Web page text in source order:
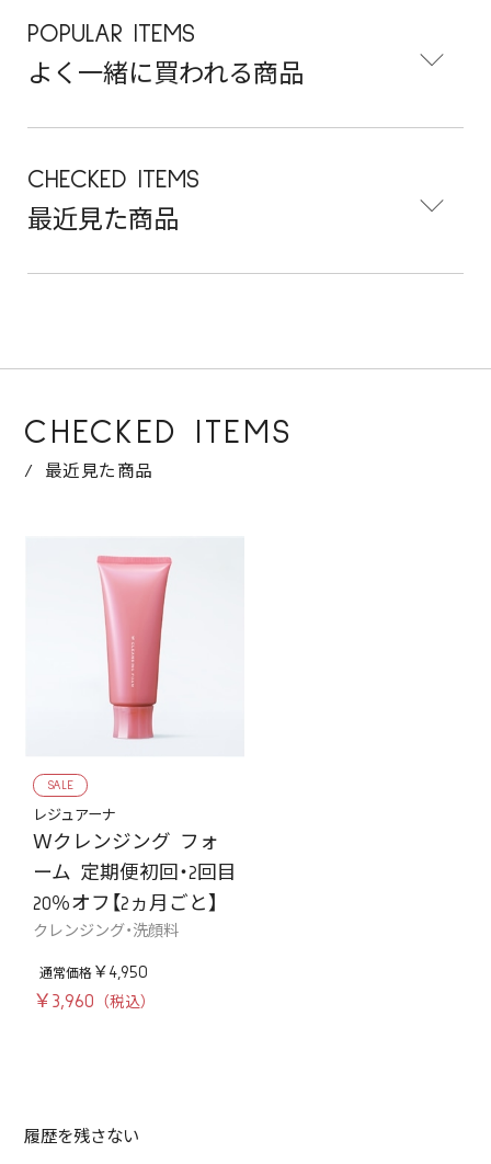
POPULAR ITEMS
よく一緒に買われる商品
CHECKED ITEMS
最近見た商品
CHECKED ITEMS
最近見た商品
SALE
レジュアーナ
Ｗクレンジング フォ
ーム 定期便初回・2回目
20％オフ【2ヵ月ごと】
クレンジング・洗顔料
￥4,950
￥3,960
履歴を残さない